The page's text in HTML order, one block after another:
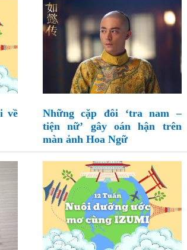
về
Những cặp đôi ‘tra nam –
tiện nữ’ gây oán hận trên
màn ảnh Hoa Ngữ